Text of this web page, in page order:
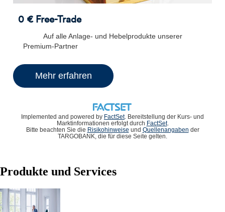
0 € Free-Trade
Auf alle Anlage- und Hebelprodukte unserer
Premium-Partner
Mehr erfahren
Implemented and powered by FactSet. Bereitstellung der Kurs- und
Marktinformationen erfolgt durch FactSet.
Bitte beachten Sie die Risikohinweise und Quellenangaben der
TARGOBANK, die für diese Seite gelten.
Produkte und Services